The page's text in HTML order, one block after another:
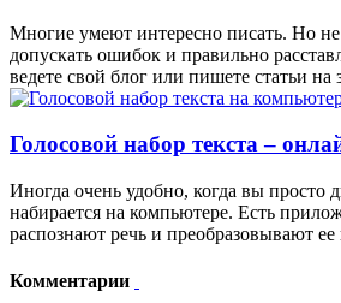
Многие умеют интересно писать. Но не
допускать ошибок и правильно
ведете свой блог или пишете статьи на
Голосовой набор текста –
Иногда очень удобно, когда вы просто
набирается на компьютере. Есть
распознают речь и преобразовывают
Комментарии